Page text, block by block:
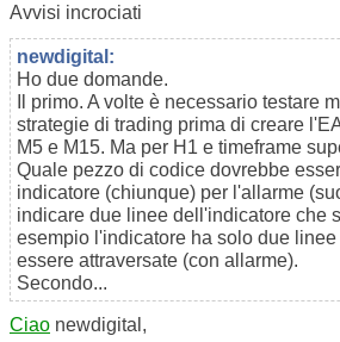
Avvisi incrociati
newdigital:
Ho due domande.
Il primo. A volte è necessario testare
strategie di trading prima di creare
M5 e M15. Ma per H1 e timeframe
Quale pezzo di codice dovrebbe
indicatore (chiunque) per l'allarme
indicare due linee dell'indicatore che
esempio l'indicatore ha solo due
essere attraversate (con allarme).
Secondo...
Ciao newdigital,